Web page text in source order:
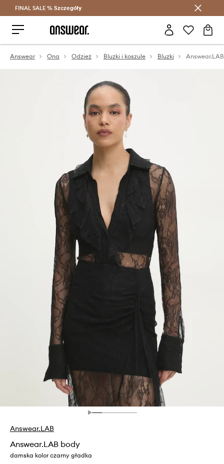
Oszczędzaj z Answear Club >
FINAL SALE % Szczegóły
Answear Ona Odzież Bluzki i koszule Bluzki
Answear.LAB
Answear.LAB body
damska kolor czarny gładka